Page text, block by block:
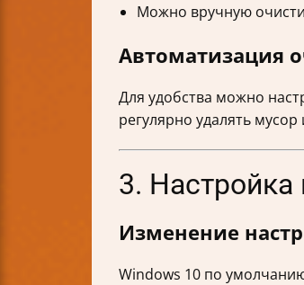
Можно вручную
Автоматизация
Для удобства можно
регулярно удалять
3.
Изменение
Windows 10 по